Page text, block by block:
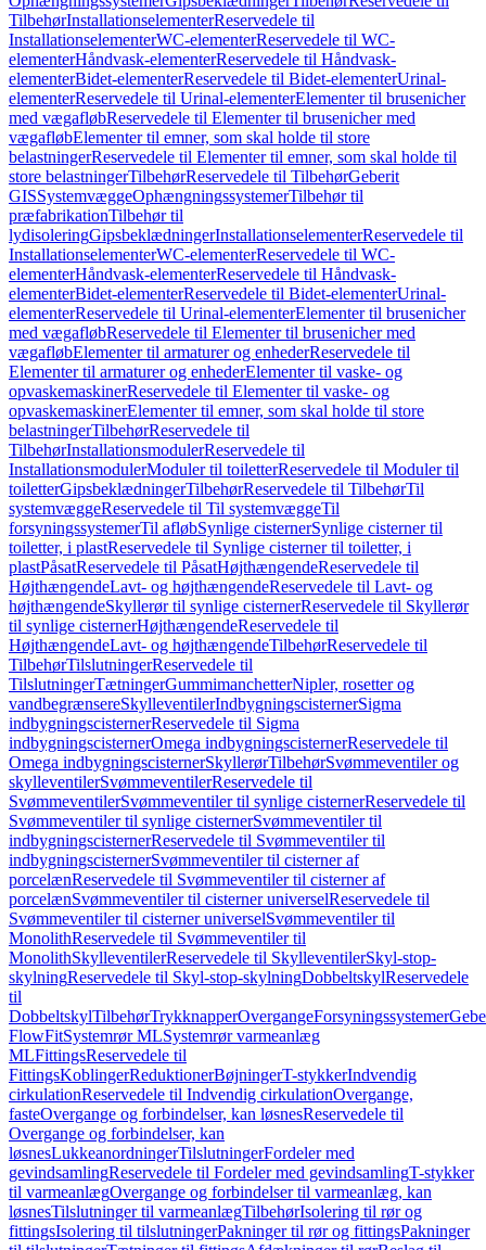
TilbehørInstallationselementerReservedele til
InstallationselementerWC-elementerReservedele til WC-
elementerHåndvask-elementerReservedele til Håndvask-
elementerBidet-elementerReservedele til Bidet-elementerUrinal-
elementerReservedele til Urinal-elementerElementer til brusenicher
med vægafløbReservedele til Elementer til brusenicher med
vægafløbElementer til emner, som skal holde til store
belastningerReservedele til Elementer til emner, som skal holde til
store belastningerTilbehørReservedele til TilbehørGeberit
GISSystemvæggeOphængningssystemerTilbehør til
præfabrikationTilbehør til
lydisoleringGipsbeklædningerInstallationselementerReservedele til
InstallationselementerWC-elementerReservedele til WC-
elementerHåndvask-elementerReservedele til Håndvask-
elementerBidet-elementerReservedele til Bidet-elementerUrinal-
elementerReservedele til Urinal-elementerElementer til brusenicher
med vægafløbReservedele til Elementer til brusenicher med
vægafløbElementer til armaturer og enhederReservedele til
Elementer til armaturer og enhederElementer til vaske- og
opvaskemaskinerReservedele til Elementer til vaske- og
opvaskemaskinerElementer til emner, som skal holde til store
belastningerTilbehørReservedele til
TilbehørInstallationsmodulerReservedele til
InstallationsmodulerModuler til toiletterReservedele til Moduler til
toiletterGipsbeklædningerTilbehørReservedele til TilbehørTil
systemvæggeReservedele til Til systemvæggeTil
forsyningssystemerTil afløbSynlige cisternerSynlige cisterner til
toiletter, i plastReservedele til Synlige cisterner til toiletter, i
plastPåsatReservedele til PåsatHøjthængendeReservedele til
HøjthængendeLavt- og højthængendeReservedele til Lavt- og
højthængendeSkyllerør til synlige cisternerReservedele til Skyllerør
til synlige cisternerHøjthængendeReservedele til
HøjthængendeLavt- og højthængendeTilbehørReservedele til
TilbehørTilslutningerReservedele til
TilslutningerTætningerGummimanchetterNipler, rosetter og
vandbegrænsereSkylleventilerIndbygningscisternerSigma
indbygningscisternerReservedele til Sigma
indbygningscisternerOmega indbygningscisternerReservedele til
Omega indbygningscisternerSkyllerørTilbehørSvømmeventiler og
skylleventilerSvømmeventilerReservedele til
SvømmeventilerSvømmeventiler til synlige cisternerReservedele til
Svømmeventiler til synlige cisternerSvømmeventiler til
indbygningscisternerReservedele til Svømmeventiler til
indbygningscisternerSvømmeventiler til cisterner af
porcelænReservedele til Svømmeventiler til cisterner af
porcelænSvømmeventiler til cisterner universelReservedele til
Svømmeventiler til cisterner universelSvømmeventiler til
MonolithReservedele til Svømmeventiler til
MonolithSkylleventilerReservedele til SkylleventilerSkyl-stop-
skylningReservedele til Skyl-stop-skylningDobbeltskylReservedele
til
DobbeltskylTilbehørTrykknapperOvergangeForsyningssystemer
FlowFitSystemrør MLSystemrør varmeanlæg
MLFittingsReservedele til
FittingsKoblingerReduktionerBøjningerT-stykkerIndvendig
cirkulationReservedele til Indvendig cirkulationOvergange,
fasteOvergange og forbindelser, kan løsnesReservedele til
Overgange og forbindelser, kan
løsnesLukkeanordningerTilslutningerFordeler med
gevindsamlingReservedele til Fordeler med gevindsamlingT-stykker
til varmeanlægOvergange og forbindelser til varmeanlæg, kan
løsnesTilslutninger til varmeanlægTilbehørIsolering til rør og
fittingsIsolering til tilslutningerPakninger til rør og fittingsPakninger